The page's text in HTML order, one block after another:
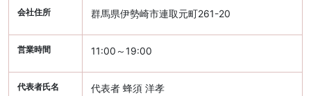
会社住所 群馬県伊勢崎市連取元町261-20
営業時間 11:00～19:00
代表者氏名 代表者 蜂須 洋孝